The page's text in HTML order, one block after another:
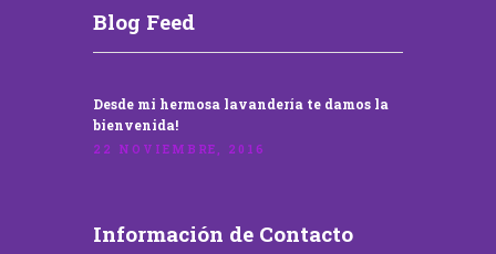
Blog Feed
Desde mi hermosa lavandería te damos la
bienvenida!
22 NOVIEMBRE, 2016
Información de Contacto